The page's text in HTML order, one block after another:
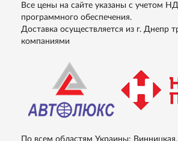
Все цены на сайте указаны с учетом
программного обеспечения.
Доставка осуществляется из г. Днепр
компаниями